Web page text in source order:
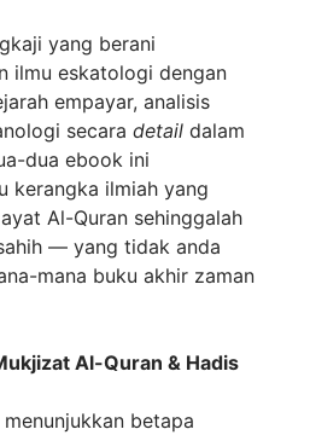
yang berani
ilmu eskatologi dengan
empayar, analisis
secara detail dalam
dua ebook ini
kerangka ilmiah yang
Al-Quran sehinggalah
— yang tidak anda
mana buku akhir zaman
Al-Quran & Hadis
betapa